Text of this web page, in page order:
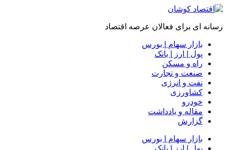
رسانه ای برای فعالان عرصه اقتصاد
بازار سهام | بورس
پول | ارز | بانک
راه و مسکن
صنعت و تجارت
نفت و انرژی
کشاورزی
خودرو
مقاله و یادداشت
گزارش
بازار سهام | بورس
پول | ارز | بانک